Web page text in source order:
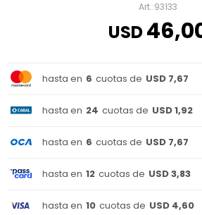
93133
USD
hasta en 6 cuotas de USD 7,67
hasta en 24 cuotas de USD 1,92
hasta en 6 cuotas de USD 7,67
hasta en 12 cuotas de USD 3,83
hasta en 10 cuotas de USD 4,60